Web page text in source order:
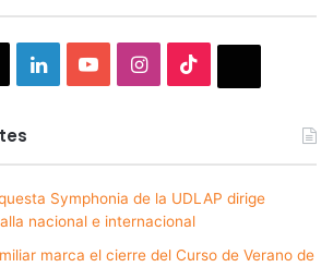
LinkedInYouTubeInstagram
Symphonia de la UDLAP dirige
nacional e internacional
marca el cierre del Curso de Verano de